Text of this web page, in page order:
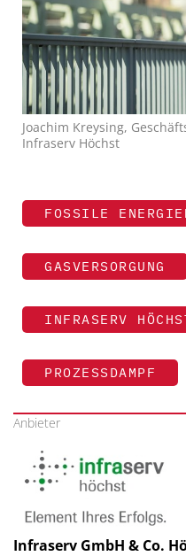
Joachim Kreysing,
Infraserv Höchst
FOSSILE
GASVERSORGUNG
INFRASERV
PROZESSDAMPF
Anbieter
Infraserv GmbH & Co.